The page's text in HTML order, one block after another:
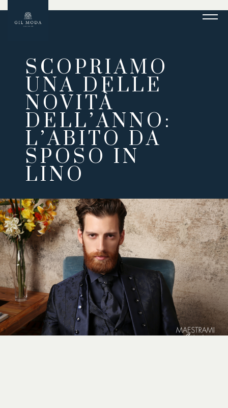
SCOPRIAMO
UNA DELLE
NOVITÀ
DELL’ANNO:
L’ABITO DA
SPOSO IN
LINO